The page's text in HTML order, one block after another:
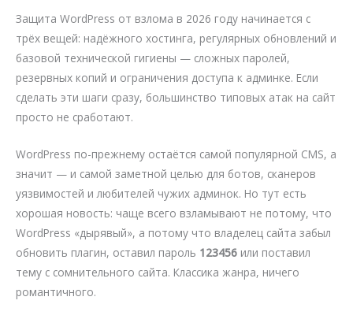
Защита WordPress от взлома в 2026 году начинается с
трёх вещей: надёжного хостинга, регулярных обновлений и
базовой технической гигиены — сложных паролей,
резервных копий и ограничения доступа к админке. Если
сделать эти шаги сразу, большинство типовых атак на сайт
просто не сработают.
WordPress по-прежнему остаётся самой популярной CMS, а
значит — и самой заметной целью для ботов, сканеров
уязвимостей и любителей чужих админок. Но тут есть
хорошая новость: чаще всего взламывают не потому, что
WordPress «дырявый», а потому что владелец сайта забыл
обновить плагин, оставил пароль 123456 или поставил
тему с сомнительного сайта. Классика жанра, ничего
романтичного.